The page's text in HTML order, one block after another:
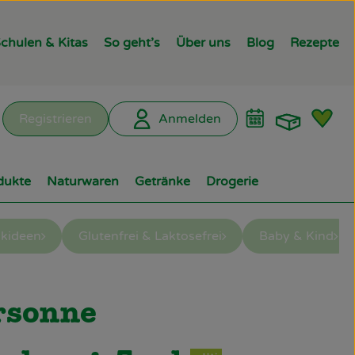
& Kitas So geht’s Über uns Blog Rezepte
Registrieren Anmelden
Naturwaren Getränke Drogerie
Glutenfrei & Laktosefrei Baby & Kind